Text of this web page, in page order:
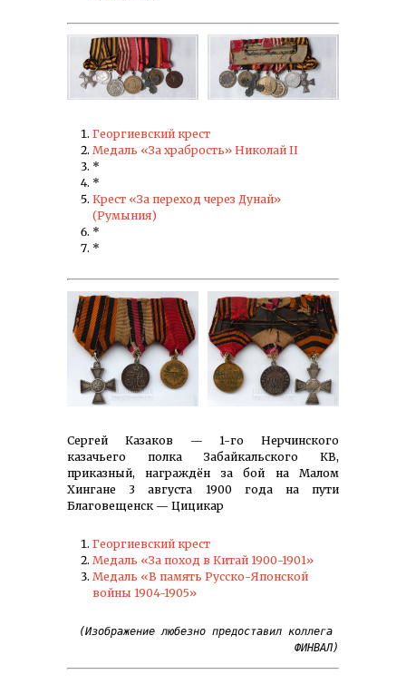
Георгиевский крест
Медаль «За храбрость» Николай II
*
*
Крест «За переход через Дунай»
(Румыния)
*
*
Сергей Казаков — 1-го Нерчинского
казачьего полка Забайкальского КВ,
приказный, награждён за бой на Малом
Хингане 3 августа 1900 года на пути
Благовещенск — Цицикар
Георгиевский крест
Медаль «За поход в Китай 1900-1901»
Медаль «В память Русско-Японской
войны 1904-1905»
(Изображение любезно предоставил коллега
ФИНВАЛ)